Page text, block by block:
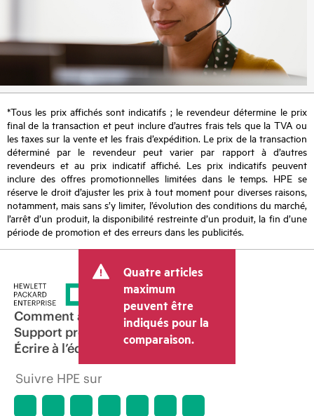
*Tous les prix affichés sont indicatifs ; le revendeur détermine le prix
final de la transaction et peut inclure d’autres frais tels que la TVA ou
les taxes sur la vente et les frais d’expédition. Le prix de la transaction
déterminé par le revendeur peut varier par rapport à d’autres
revendeurs et au prix indicatif affiché. Les prix indicatifs peuvent
inclure des offres promotionnelles limitées dans le temps. HPE se
réserve le droit d’ajuster les prix à tout moment pour diverses raisons,
notamment, mais sans s’y limiter, l’évolution des conditions du marché,
l’arrêt d’un produit, la disponibilité restreinte d’un produit, la fin d’une
période de promotion et des erreurs dans les publicités.
Quatre articles
maximum
peuvent être
indiqués pour la
comparaison.
Comment acheter
Support produit
Écrire à l’équipe commerciale
Suivre HPE sur